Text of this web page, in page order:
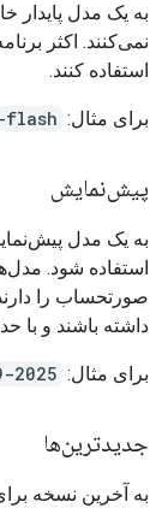
به یک مدل پایدار
نمی‌کنند. اکثر
استفاده کنند.
برای مثال: flash
پیش‌نمایش
به یک مدل
استفاده شود.
صورتحساب را
داشته باشند و با حداقل ۲ هفته اطلاع قبلی
برای مثال: 2025
جدیدترین‌ها
به آخرین نسخه